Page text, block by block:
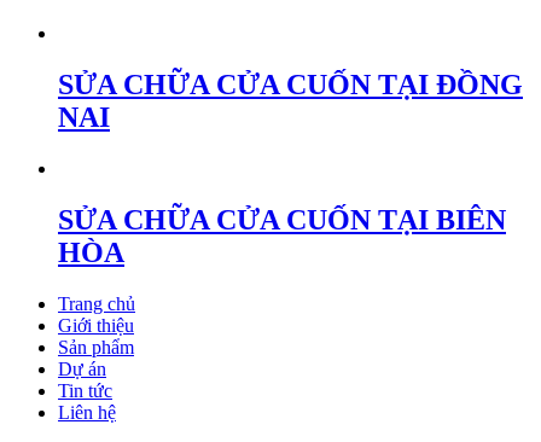
SỬA CHỮA CỬA CUỐN TẠI ĐỒNG
NAI
SỬA CHỮA CỬA CUỐN TẠI BIÊN
HÒA
Trang chủ
Giới thiệu
Sản phẩm
Dự án
Tin tức
Liên hệ